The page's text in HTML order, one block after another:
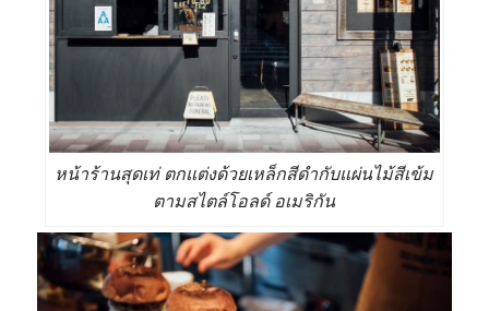
หน้าร้านสุดเท่ ตกแต่งด้วยเหล็กสีดำกับแผ่นไม้สีเข้ม
ตามสไตล์โอลด์ อเมริกัน